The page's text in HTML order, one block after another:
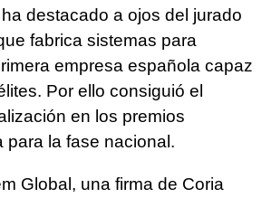
destacado a ojos del jurado
fabrica sistemas para
empresa española capaz
Por ello consiguió el
en los premios
la fase nacional.
Global, una firma de Coria